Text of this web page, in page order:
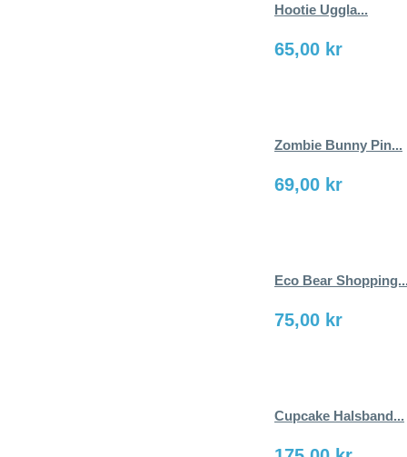
Hootie Uggla...
65,00 kr
Zombie Bunny Pin...
69,00 kr
Eco Bear
75,00 kr
Cupcake Halsband...